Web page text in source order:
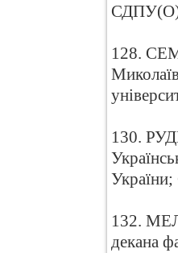
128.
130.
132.
декана